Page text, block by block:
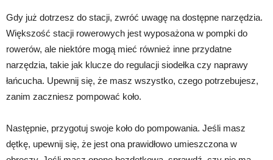
Gdy już dotrzesz do stacji, zwróć uwagę na dostępne narzędzia.
Większość stacji rowerowych jest wyposażona w pompki do
rowerów, ale niektóre mogą mieć również inne przydatne
narzędzia, takie jak klucze do regulacji siodełka czy naprawy
łańcucha. Upewnij się, że masz wszystko, czego potrzebujesz,
zanim zaczniesz pompować koło.
Następnie, przygotuj swoje koło do pompowania. Jeśli masz
dętkę, upewnij się, że jest ona prawidłowo umieszczona w